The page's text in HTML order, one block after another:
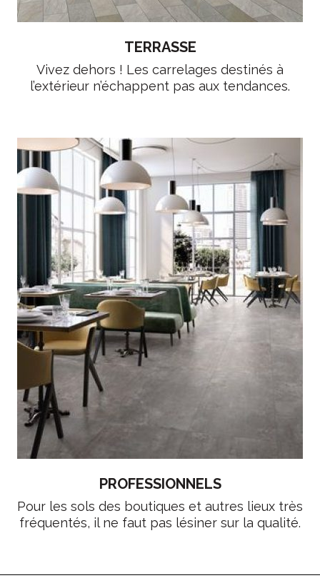
TERRASSE
Vivez dehors ! Les carrelages destinés à
l’extérieur n’échappent pas aux tendances.
PROFESSIONNELS
Pour les sols des boutiques et autres lieux très
fréquentés, il ne faut pas lésiner sur la qualité.